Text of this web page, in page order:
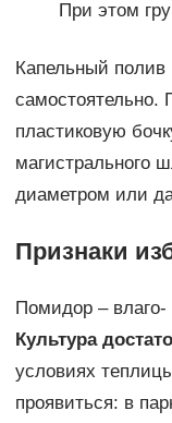
При этом
Капельный
самостоятельно.
пластиковую
магистрального
диаметром или
Признаки
Помидор –
Культура
условиях
проявиться: в